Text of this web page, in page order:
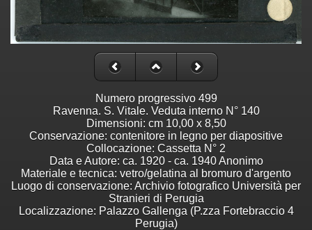
Numero progressivo 499
Ravenna. S. Vitale. Veduta interno N° 140
Dimensioni: cm 10,00 x 8,50
Conservazione: contenitore in legno per diapositive
Collocazione: Cassetta N° 2
Data e Autore: ca. 1920 - ca. 1940 Anonimo
Materiale e tecnica: vetro/gelatina al bromuro d'argento
Luogo di conservazione: Archivio fotografico Università per
Stranieri di Perugia
Localizzazione: Palazzo Gallenga (P.zza Fortebraccio 4
Perugia)